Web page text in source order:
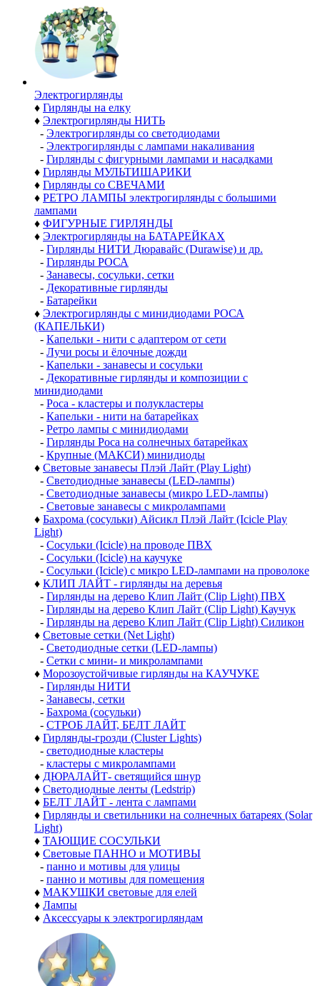
Электро­гирлянды
♦ Гирлянды на елку
♦ Электрогирлянды НИТЬ
- Электрогирлянды со светодиодами
- Электрогирлянды с лампами накаливания
- Гирлянды с фигурными лампами и насадками
♦ Гирлянды МУЛЬТИШАРИКИ
♦ Гирлянды со СВЕЧАМИ
♦ РЕТРО ЛАМПЫ электрогирлянды с большими
лампами
♦ ФИГУРНЫЕ ГИРЛЯНДЫ
♦ Электрогирлянды на БАТАРЕЙКАХ
- Гирлянды НИТИ Дюравайс (Durawise) и др.
- Гирлянды РОСА
- Занавесы, сосульки, сетки
- Декоративные гирлянды
- Батарейки
♦ Электрогирлянды с минидиодами РОСА
(КАПЕЛЬКИ)
- Капельки - нити с адаптером от сети
- Лучи росы и ёлочные дожди
- Капельки - занавесы и сосульки
- Декоративные гирлянды и композиции с
минидиодами
- Роса - кластеры и полукластеры
- Капельки - нити на батарейках
- Ретро лампы с минидиодами
- Гирлянды Роса на солнечных батарейках
- Крупные (МАКСИ) минидиоды
♦ Световые занавесы Плэй Лайт (Play Light)
- Светодиодные занавесы (LED-лампы)
- Светодиодные занавесы (микро LED-лампы)
- Световые занавесы с микролампами
♦ Бахрома (сосульки) Айсикл Плэй Лайт (Icicle Play
Light)
- Сосульки (Icicle) на проводе ПВХ
- Сосульки (Icicle) на каучуке
- Сосульки (Icicle) с микро LED-лампами на проволоке
♦ КЛИП ЛАЙТ - гирлянды на деревья
- Гирлянды на дерево Клип Лайт (Clip Light) ПВХ
- Гирлянды на дерево Клип Лайт (Clip Light) Каучук
- Гирлянды на дерево Клип Лайт (Clip Light) Силикон
♦ Световые сетки (Net Light)
- Светодиодные сетки (LED-лампы)
- Сетки с мини- и микролампами
♦ Морозоустойчивые гирлянды на КАУЧУКЕ
- Гирлянды НИТИ
- Занавесы, сетки
- Бахрома (сосульки)
- СТРОБ ЛАЙТ, БЕЛТ ЛАЙТ
♦ Гирлянды-грозди (Cluster Lights)
- светодиодные кластеры
- кластеры с микролампами
♦ ДЮРАЛАЙТ- светящийся шнур
♦ Светодиодные ленты (Ledstrip)
♦ БЕЛТ ЛАЙТ - лента с лампами
♦ Гирлянды и светильники на солнечных батареях (Solar
Light)
♦ ТАЮЩИЕ СОСУЛЬКИ
♦ Световые ПАННО и МОТИВЫ
- панно и мотивы для улицы
- панно и мотивы для помещения
♦ МАКУШКИ световые для елей
♦ Лампы
♦ Аксессуары к электрогирляндам